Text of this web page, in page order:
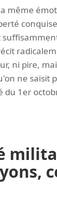
même
ni pire,
ne saisit
du 1er